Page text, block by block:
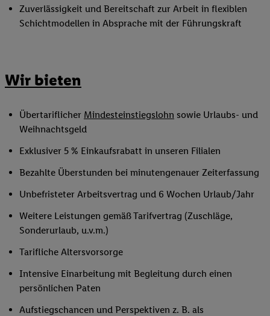
Zuverlässigkeit und Bereitschaft zur Arbeit in flexiblen
Schichtmodellen in Absprache mit der Führungskraft
Wir bieten
Übertariflicher Mindesteinstiegslohn sowie Urlaubs- und
Weihnachtsgeld
Exklusiver 5 % Einkaufsrabatt in unseren Filialen
Bezahlte Überstunden bei minutengenauer Zeiterfassung
Unbefristeter Arbeitsvertrag und 6 Wochen Urlaub/Jahr
Weitere Leistungen gemäß Tarifvertrag (Zuschläge,
Sonderurlaub, u.v.m.)
Tarifliche Altersvorsorge
Intensive Einarbeitung mit Begleitung durch einen
persönlichen Paten
Aufstiegschancen und Perspektiven z. B. als